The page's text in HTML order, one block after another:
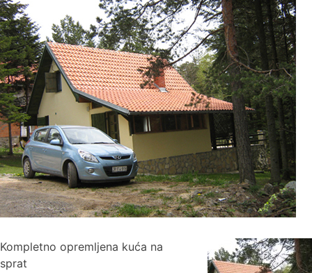
Kompletno opremljena kuća na
sprat